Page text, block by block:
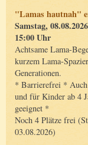
"Lamas hautnah"
Samstag,
15:00 Uhr
Achtsame Lama-
kurzem Lama-
Generationen.
* Barrierefrei *
und für Kinder ab 4
geeignet *
Noch 4 Plätze frei
03.08.2026)